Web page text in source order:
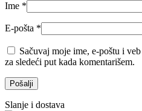
Ime *
E-pošta *
Sačuvaj moje ime, e-poštu i
za sledeći put kada komentarišem.
Slanje i dostava